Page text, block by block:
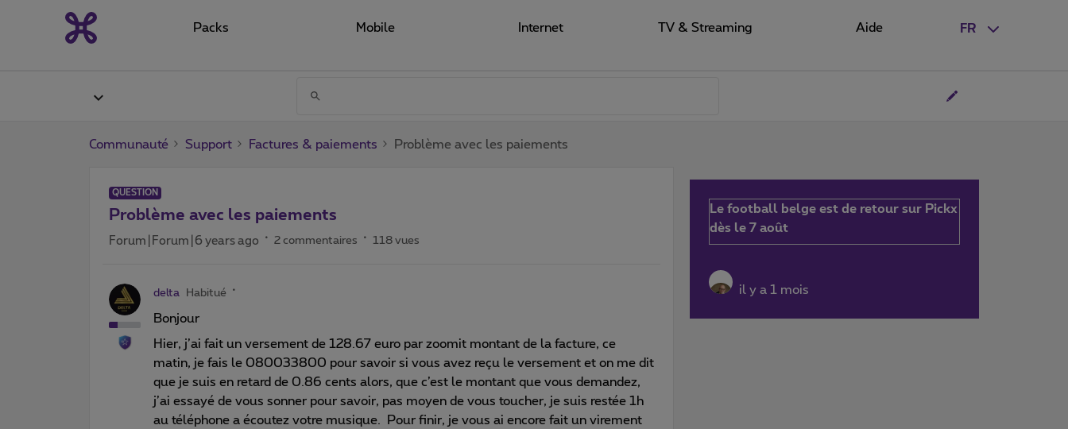
FR
Packs Mobile Internet TV & Streaming Aide
Communauté Support Factures & paiements Problème avec les paiements
QUESTION
Problème avec les paiements
Forum|Forum|6 years ago 2 commentaires 118 vues
delta Habitué
Bonjour
Hier, j’ai fait un versement de 128.67 euro par zoomit montant de la facture, ce
matin, je fais le 080033800 pour savoir si vous avez reçu le versement et on me dit
que je suis en retard de 0.86 cents alors, que c’est le montant que vous demandez,
j’ai essayé de vous sonner pour savoir, pas moyen de vous toucher, je suis restée 1h
au téléphone a écoutez votre musique. Pour finir, je vous ai encore fait un virement
Le football belge est de retour sur Pickx
dès le 7 août
il y a 1 mois